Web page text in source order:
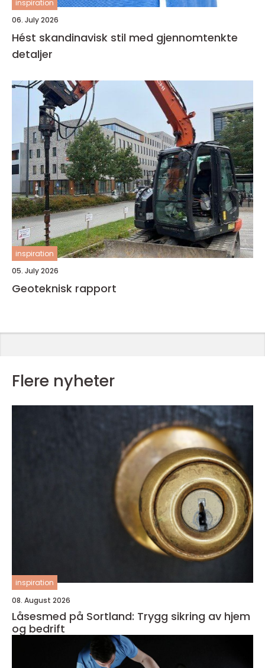
inspiration
06. July 2026
Hést skandinavisk stil med gjennomtenkte
detaljer
inspiration
05. July 2026
Geoteknisk rapport
Flere nyheter
inspiration
08. August 2026
Låsesmed på Sortland: Trygg sikring av hjem
og bedrift